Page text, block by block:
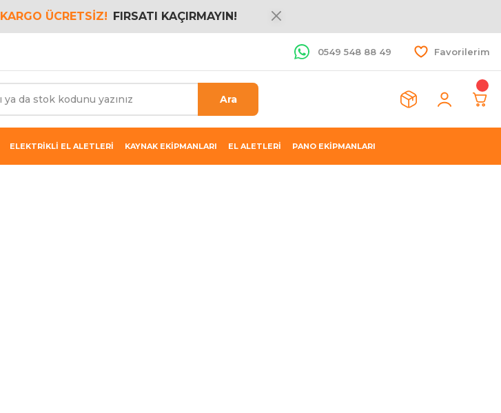
KARGO ÜCRETSİZ! FIRSATI KAÇIRMAYIN!
0549 548 88 49 Favorilerim
Ara
ELEKTRİKLİ EL ALETLERİ KAYNAK EKİPMANLARI EL ALETLERİ PANO EKİPMANLARI